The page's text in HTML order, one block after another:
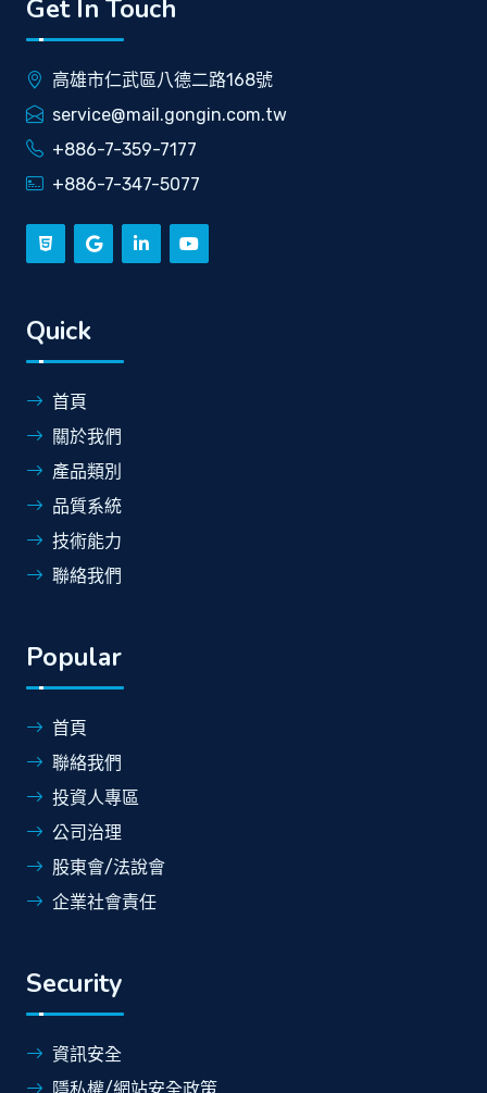
Get In Touch
高雄市仁武區八德二路168號
service@mail.gongin.com.tw
+886-7-359-7177
+886-7-347-5077
Quick
首頁
關於我們
產品類別
品質系統
技術能力
聯絡我們
Popular
首頁
聯絡我們
投資人專區
公司治理
股東會/法說會
企業社會責任
Security
資訊安全